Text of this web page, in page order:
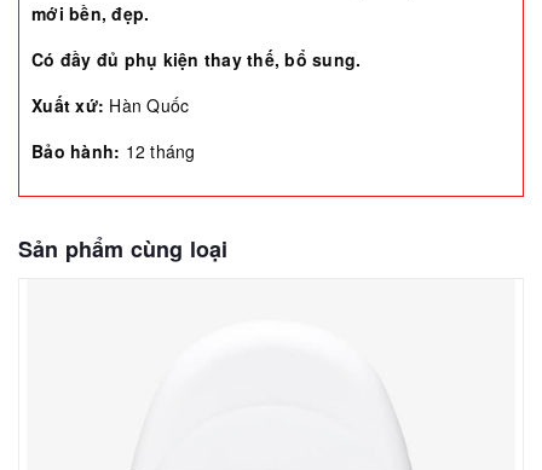
mới bền, đẹp.
Có đầy đủ phụ kiện thay thế, bổ sung.
Xuất xứ: Hàn Quốc
Bảo hành: 12 tháng
Sản phẩm cùng loại